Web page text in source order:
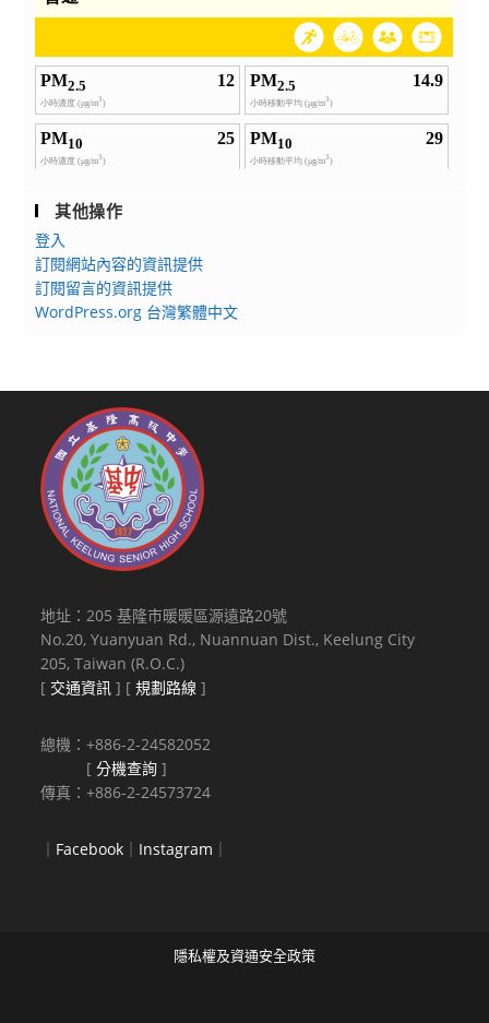
其他操作
登入
訂閱網站內容的資訊提供
訂閱留言的資訊提供
WordPress.org 台灣繁體中文
地址：205 基隆市暖暖區源遠路20號
No.20, Yuanyuan Rd., Nuannuan Dist., Keelung City
205, Taiwan (R.O.C.)
[ 交通資訊 ] [規劃路線 ]
總機：+886-2-24582052
[分機查詢 ]
傳真：+886-2-24573724
｜ Facebook ｜ Instagram ｜
隱私權及資通安全政策